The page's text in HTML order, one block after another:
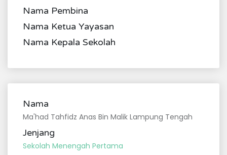
Nama Pembina
Nama Ketua Yayasan
Nama Kepala Sekolah
Nama
Ma'had Tahfidz Anas Bin Malik Lampung Tengah
Jenjang
Sekolah Menengah Pertama